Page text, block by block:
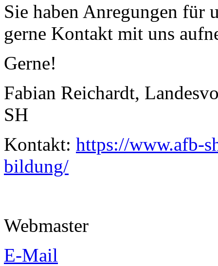
Sie haben Anregungen für
gerne Kontakt mit uns
Gerne!
Fabian Reichardt,
SH
Kontakt: https://www.afb-
bildung/
Webmaster
E-Mail